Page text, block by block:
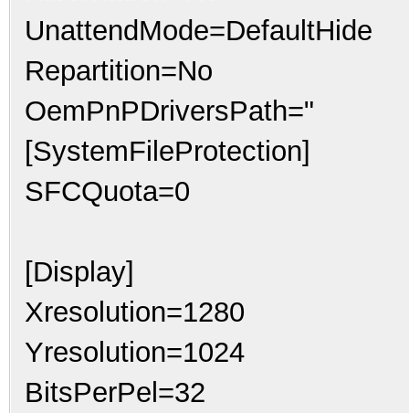
UnattendMode=DefaultHide
Repartition=No
OemPnPDriversPath="
[SystemFileProtection]
SFCQuota=0
[Display]
Xresolution=1280
Yresolution=1024
BitsPerPel=32